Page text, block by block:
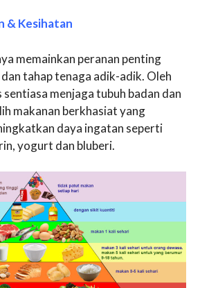
& Kesihatan
memainkan peranan penting
tahap tenaga adik-adik. Oleh
menjaga tubuh badan dan
makanan berkhasiat yang
daya ingatan seperti
yogurt dan bluberi.